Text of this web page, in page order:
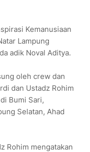
Kemanusiaan
Lampung
adik Noval Aditya.
oleh crew dan
dan Ustadz Rohim
Bumi Sari,
Selatan, Ahad
Rohim mengatakan